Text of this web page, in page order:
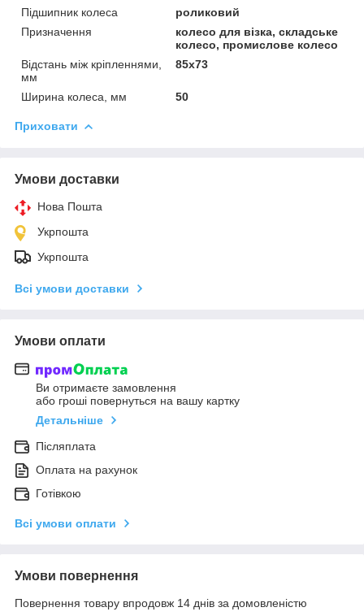
Підшипник колеса
роликовий
Призначення
колесо для візка, складське
колесо, промислове колесо
Відстань між кріпленнями,
мм
85х73
Ширина колеса, мм 50
Приховати
Умови доставки
Нова Пошта
Укрпошта
Укрпошта
Всі умови доставки
Умови оплати
Ви отримаєте замовлення
або гроші повернуться на вашу картку
Детальніше
Післяплата
Оплата на рахунок
Готівкою
Всі умови оплати
Умови повернення
Повернення товару впродовж 14 днів за домовленістю